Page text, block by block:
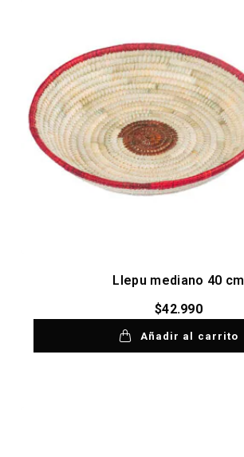
Llepu mediano 40 cm
$42.990
Añadir al carrito